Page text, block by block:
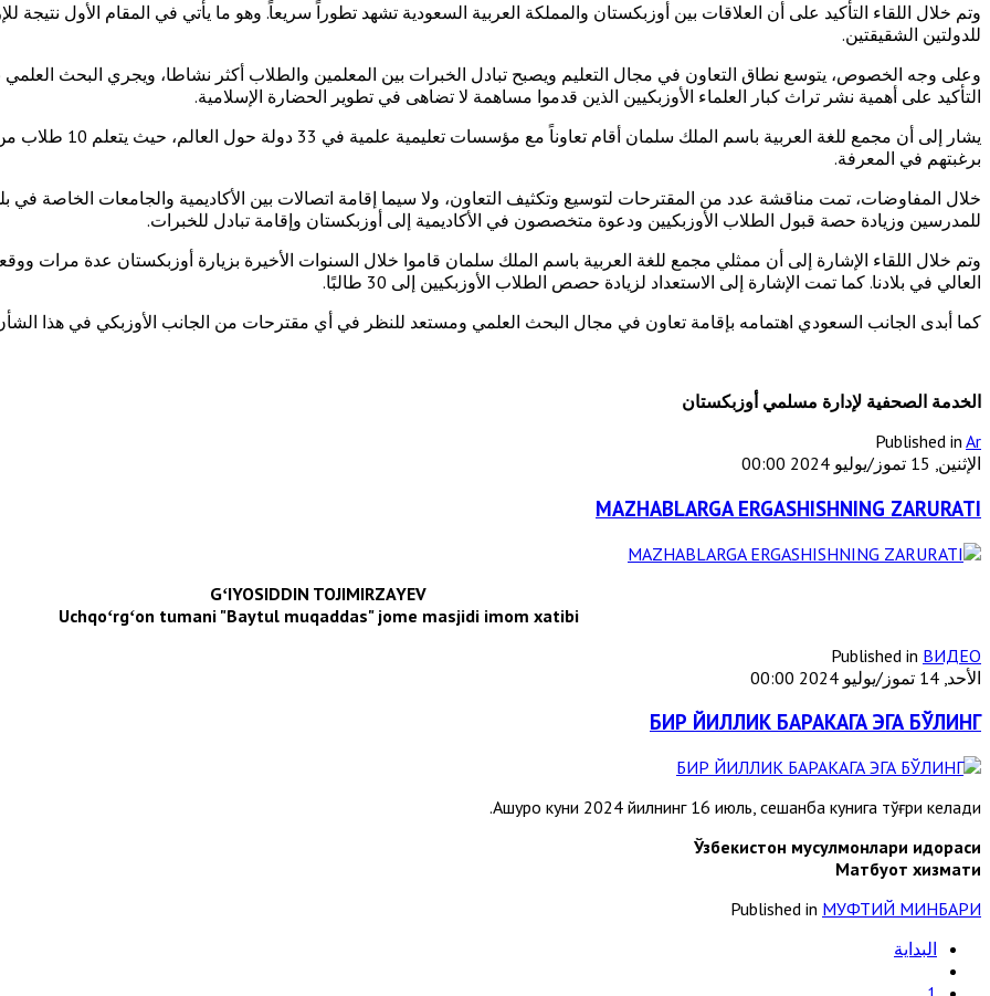
وتم خلال اللقاء التأكيد على أن العلاقات بين أوزبكستان والمملكة العربية السعودية تشهد تطوراً سريعاً. وهو ما يأتي في المقام الأول نتيجة
للدولتين الشقيقتين.
وعلى وجه الخصوص، يتوسع نطاق التعاون في مجال التعليم ويصبح تبادل الخبرات بين المعلمين والطلاب أكثر نشاطا، ويجري البحث العلمي
التأكيد على أهمية نشر تراث كبار العلماء الأوزبكيين الذين قدموا مساهمة لا تضاهى في تطوير الحضارة الإسلامية.
يشار إلى أن مجمع للغة
برغبتهم في المعرفة.
خلال المفاوضات، تمت مناقشة عدد من المقترحات لتوسيع وتكثيف التعاون، ولا سيما إقامة اتصالات بين الأكاديمية والجامعات الخاصة في
للمدرسين وزيادة حصة قبول الطلاب الأوزبكيين ودعوة متخصصون في الأكاديمية إلى أوزبكستان وإقامة تبادل للخبرات.
وتم خلال اللقاء الإشارة إلى أن ممثلي مجمع للغة العربية باسم الملك سلمان قاموا خلال السنوات الأخيرة بزيارة أوزبكستان عدة مرات
العالي في بلادنا. كما تمت الإشارة إلى الاستعداد لزيادة حصص الطلاب الأوزبكيين إلى 30 طالبًا.
كما أبدى الجانب السعودي اهتمامه بإقامة تعاون في مجال البحث العلمي ومستعد للنظر في أي مقترحات من الجانب الأوزبكي في هذا
الخدمة الصحفية لإدارة مسلمي أوزبكستان
Published in Ar
الإثنين, 15 تموز/يوليو 2024 00:00
MAZHABLARGA ERGASHISHNING ZARURATI
GʻIYOSIDDIN TOJIMIRZAYEV
Uchqoʻrgʻon tumani "Baytul muqaddas" jome masjidi imom xatibi
Published in ВИДЕО
الأحد, 14 تموز/يوليو 2024 00:00
БИР ЙИЛЛИК БАРАКАГА ЭГА БЎЛИНГ
Ашуро куни 2024 йилнинг 16 июль, сешанба кунига тўғри келади.
Ўзбекистон мусулмонлари идораси
Матбуот хизмати
Published in МУФТИЙ МИНБАРИ
البداية